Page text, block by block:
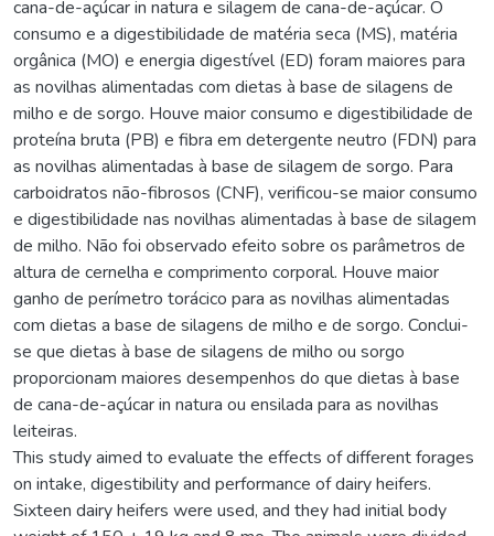
cana-de-açúcar in natura e silagem de cana-de-açúcar. O
consumo e a digestibilidade de matéria seca (MS), matéria
orgânica (MO) e energia digestível (ED) foram maiores para
as novilhas alimentadas com dietas à base de silagens de
milho e de sorgo. Houve maior consumo e digestibilidade de
proteína bruta (PB) e fibra em detergente neutro (FDN) para
as novilhas alimentadas à base de silagem de sorgo. Para
carboidratos não-fibrosos (CNF), verificou-se maior consumo
e digestibilidade nas novilhas alimentadas à base de silagem
de milho. Não foi observado efeito sobre os parâmetros de
altura de cernelha e comprimento corporal. Houve maior
ganho de perímetro torácico para as novilhas alimentadas
com dietas a base de silagens de milho e de sorgo. Conclui-
se que dietas à base de silagens de milho ou sorgo
proporcionam maiores desempenhos do que dietas à base
de cana-de-açúcar in natura ou ensilada para as novilhas
leiteiras.
This study aimed to evaluate the effects of different forages
on intake, digestibility and performance of dairy heifers.
Sixteen dairy heifers were used, and they had initial body